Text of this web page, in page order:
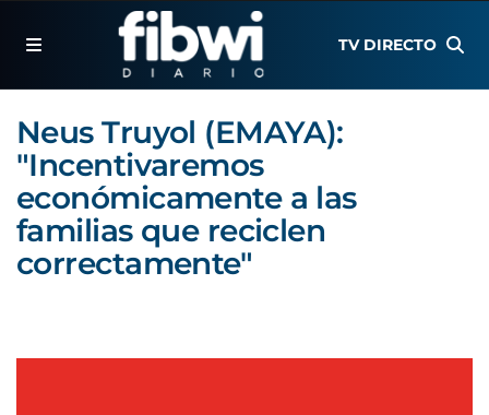
TV DIRECTO
Neus Truyol (EMAYA):
"Incentivaremos
económicamente a las
familias que reciclen
correctamente"